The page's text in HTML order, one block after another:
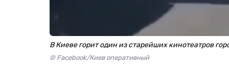
В Киеве горит один из старейших кинотеатров
© Facebook/Киев оперативный